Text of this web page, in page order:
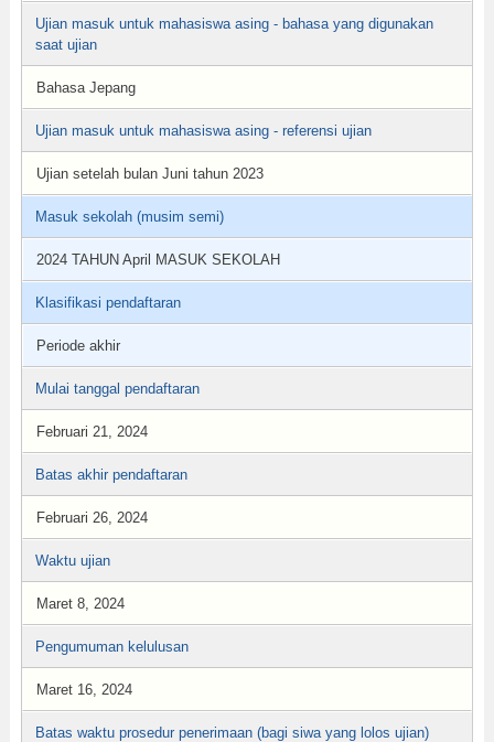
Ujian masuk untuk mahasiswa asing - bahasa yang digunakan
saat ujian
Bahasa Jepang
Ujian masuk untuk mahasiswa asing - referensi ujian
Ujian setelah bulan Juni tahun 2023
Masuk sekolah (musim semi)
2024 TAHUN April MASUK SEKOLAH
Klasifikasi pendaftaran
Periode akhir
Mulai tanggal pendaftaran
Februari 21, 2024
Batas akhir pendaftaran
Februari 26, 2024
Waktu ujian
Maret 8, 2024
Pengumuman kelulusan
Maret 16, 2024
Batas waktu prosedur penerimaan (bagi siwa yang lolos ujian)